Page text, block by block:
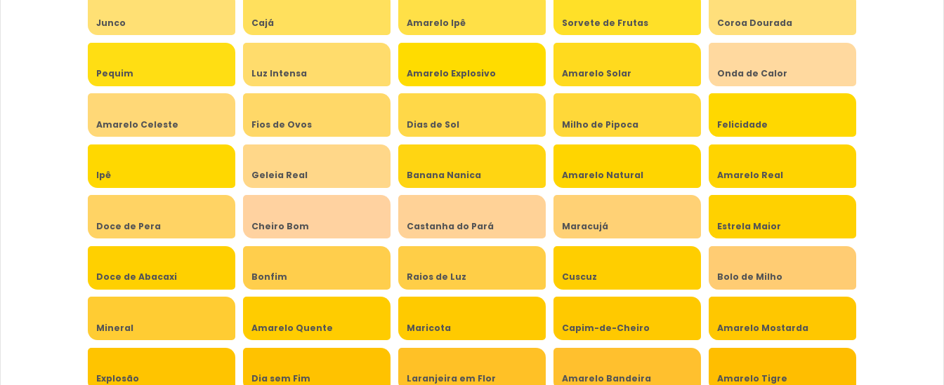
Junco Cajá Amarelo Ipê Sorvete de Frutas Coroa Dourada
Pequim Luz Intensa Amarelo Explosivo Amarelo Solar Onda de Calor
Amarelo Celeste Fios de Ovos Dias de Sol Milho de Pipoca Felicidade
Ipê Geleia Real Banana Nanica Amarelo Natural Amarelo Real
Doce de Pera Cheiro Bom Castanha do Pará Maracujá Estrela Maior
Doce de Abacaxi Bonfim Raios de Luz Cuscuz Bolo de Milho
Mineral Amarelo Quente Maricota Capim-de-Cheiro Amarelo Mostarda
Explosão Dia sem Fim Laranjeira em Flor Amarelo Bandeira Amarelo Tigre